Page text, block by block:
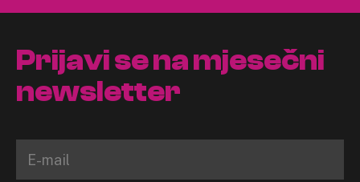
Prijavi se na mjesečni
newsletter